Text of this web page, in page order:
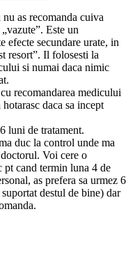
as recomanda cuiva
Este un
efecte secundare urate, in
resort”. Il folosesti la
si numai daca nimic
recomandarea medicului
daca sa incept
luni de tratament.
duc la control unde ma
Voi cere o
pt cand termin luna 4 de
as prefera sa urmez 6
destul de bine) dar